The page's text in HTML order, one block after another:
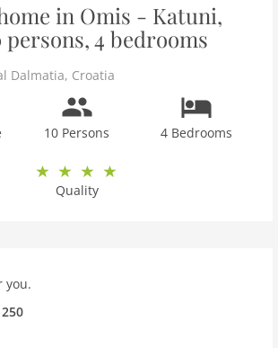
in Omis - Katuni,
persons, 4 bedrooms
Dalmatia, Croatia
10 Persons 4 Bedrooms
Quality
you.